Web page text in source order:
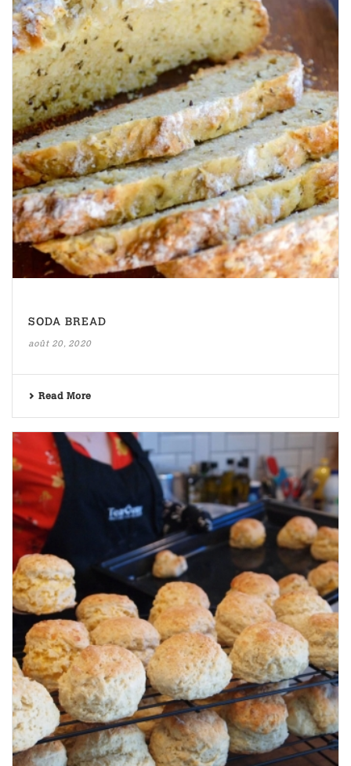
SODA BREAD
août 20, 2020
Read More